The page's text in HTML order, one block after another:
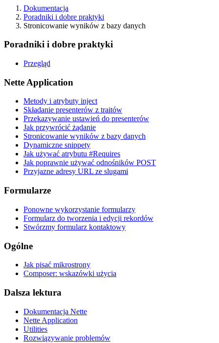
Znalazłeś/aś problem na tej stronie?
Pokaż na GitHubie(następnie naciśnij E, aby edytować)
Otwórz podgląd
Zgłoś problem z tą stroną na GitHubie
Dokumentacja
Poradniki i dobre praktyki
Stronicowanie wyników z bazy danych
Poradniki i dobre praktyki
Przegląd
Nette Application
Metody i atrybuty inject
Składanie presenterów z traitów
Przekazywanie ustawień do presenterów
Jak przywrócić żądanie
Stronicowanie wyników z bazy danych
Dynamiczne snippety
Jak używać atrybutu #Requires
Jak poprawnie używać odnośników POST
Przyjazne adresy URL ze slugami
Formularze
Ponowne wykorzystanie formularzy
Formularz do tworzenia i edycji rekordów
Stwórzmy formularz kontaktowy
Ogólne
Jak pisać mikrostrony
Composer: wskazówki użycia
Dalsza lektura
Dokumentacja Nette
Nette Application
Utilities
Rozwiązywanie problemów